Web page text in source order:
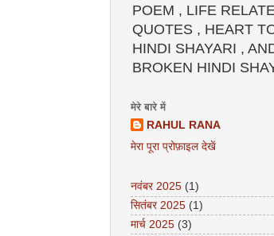
POEM , LIFE
QUOTES , HEART
HINDI SHAYARI ,
BROKEN HINDI
मेरे बारे में
RAHUL RANA
मेरा पूरा प्रोफ़ाइल देखें
नवंबर 2025 (1)
सितंबर 2025 (1)
मार्च 2025 (3)